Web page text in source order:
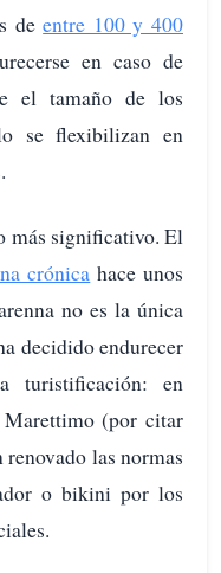
deentre 100 y 400
en caso de
el tamaño de los
se flexibilizan en
más significativo. El
crónica hace unos
no es la única
decidido endurecer
turistificación: en
Marettimo (por citar
las normas
o bikini por los